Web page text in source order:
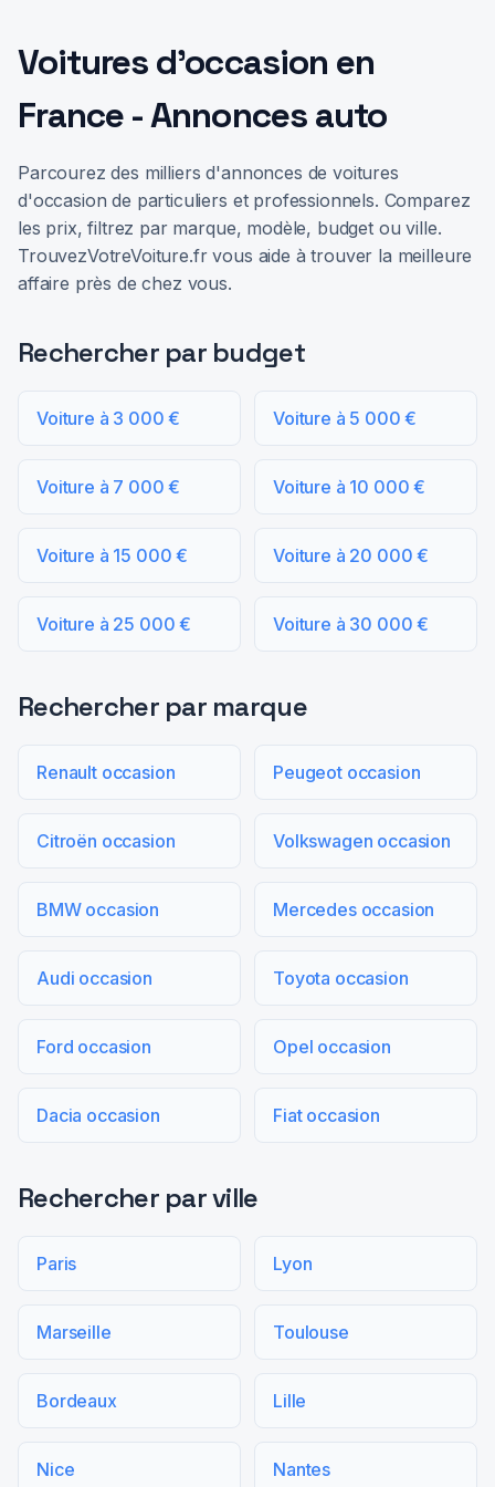
Voitures d'occasion en
France - Annonces auto
Parcourez des milliers d'annonces de voitures
d'occasion de particuliers et professionnels. Comparez
les prix, filtrez par marque, modèle, budget ou ville.
TrouvezVotreVoiture.fr vous aide à trouver la meilleure
affaire près de chez vous.
Rechercher par budget
Voiture à 3 000 € Voiture à 5 000 €
Voiture à 7 000 € Voiture à 10 000 €
Voiture à 15 000 € Voiture à 20 000 €
Voiture à 25 000 € Voiture à 30 000 €
Rechercher par marque
Renault occasion Peugeot occasion
Citroën occasion Volkswagen occasion
BMW occasion Mercedes occasion
Audi occasion Toyota occasion
Ford occasion Opel occasion
Dacia occasion Fiat occasion
Rechercher par ville
Paris Lyon
Marseille Toulouse
Bordeaux Lille
Nice Nantes